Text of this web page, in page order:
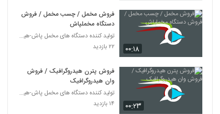
۰۰:۱۸
فروش مخمل / چسب مخمل / فروش
دستگاه مخملپاش
تولید کننده دستگاه های مخمل پاش-هیدروگرافیک-ابکاری
۲۲ بازدید
۰۰:۲۳
فروش پترن هیدروگرافیک / فروش
وان هیدروگرافیک
تولید کننده دستگاه های مخمل پاش-هیدروگرافیک-ابکاری
۱۴ بازدید